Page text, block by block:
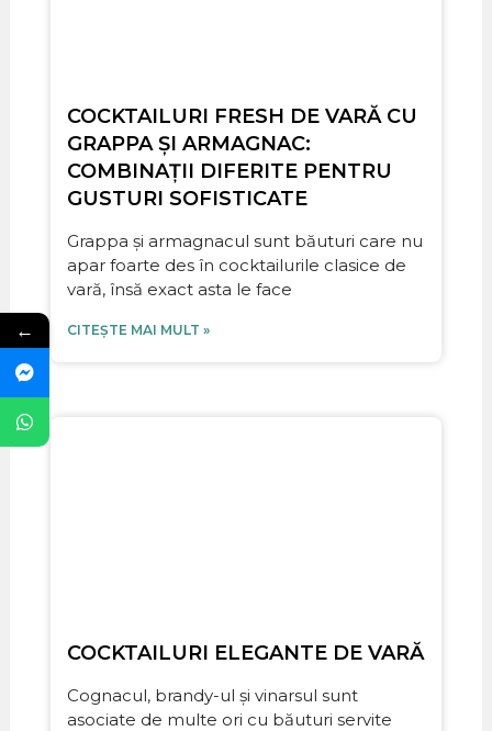
COCKTAILURI FRESH DE VARĂ CU
GRAPPA ȘI ARMAGNAC:
COMBINAȚII DIFERITE PENTRU
GUSTURI SOFISTICATE
Grappa și armagnacul sunt băuturi care nu
apar foarte des în cocktailurile clasice de
vară, însă exact asta le face
CITEȘTE MAI MULT »
COCKTAILURI ELEGANTE DE VARĂ
Cognacul, brandy-ul și vinarsul sunt
asociate de multe ori cu băuturi servite
←